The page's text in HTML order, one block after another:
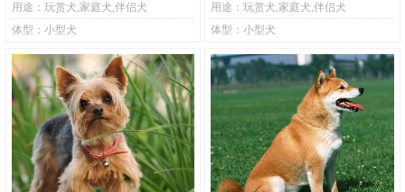
用途：玩赏犬,家庭犬,伴侣犬
体型：小型犬
用途：玩赏犬,家庭犬,伴侣犬
体型：小型犬